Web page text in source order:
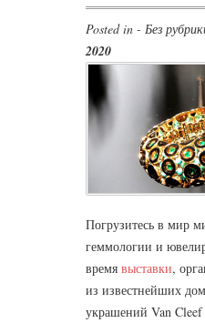
Posted in - Без
2020
Погрузитесь в мир
геммологии и
время выставки,
из известнейших
украшений Van